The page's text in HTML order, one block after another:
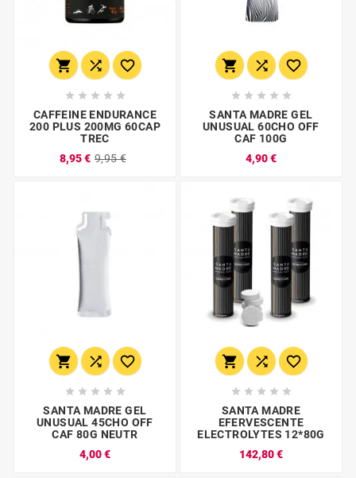
  
    
CAFFEINE ENDURANCE
200 PLUS 200MG 60CAP
TREC
8,95 € 9,95 €
  
    
SANTA MADRE GEL
UNUSUAL 60CHO OFF
CAF 100G
4,90 €
  
    
SANTA MADRE GEL
UNUSUAL 45CHO OFF
CAF 80G NEUTR
4,00 €
  
    
SANTA MADRE
EFERVESCENTE
ELECTROLYTES 12*80G
142,80 €